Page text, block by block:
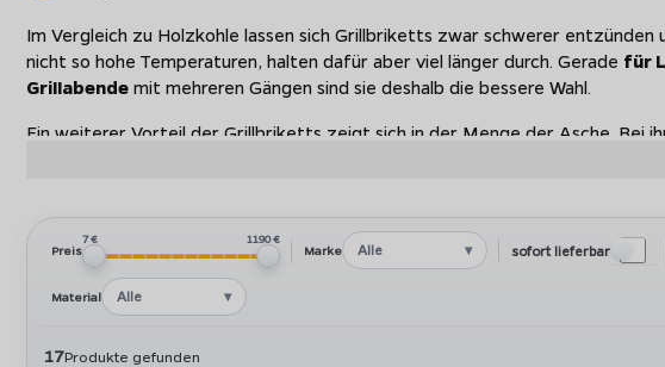
Im Vergleich zu Holzkohle lassen sich Grillbriketts zwar schwerer entzünden
nicht so hohe Temperaturen, halten dafür aber viel länger durch. Gerade für
Grillabende mit mehreren Gängen sind sie deshalb die bessere Wahl.
Ein weiterer Vorteil der Grillbriketts zeigt sich in der Menge der Asche. Bei
zurück als bei der Befeuerung mit Holzkohle. Das ist
Qualitätsunterschiede bei Holzkohlebriketts
Qualitätsunterschiede ergeben sich durch dieGröße, Ausgangsmaterial
Die Klassiker unter den Holzkohlebriketts sind die sogenannten
Kugelgrills zum Einsatz.
Preis
7 € 1190 €
Marke Alle sofort lieferbar
Material Alle
17Produkte gefunden